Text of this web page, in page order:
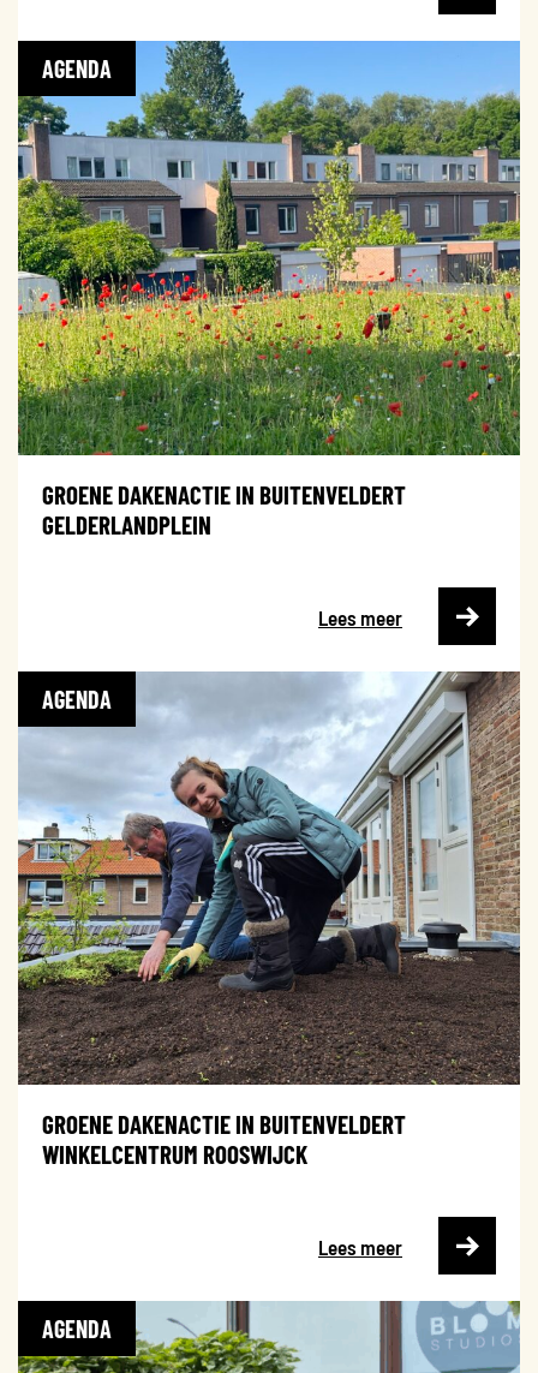
AGENDA
GROENE DAKENACTIE IN BUITENVELDERT
GELDERLANDPLEIN
Lees meer
AGENDA
GROENE DAKENACTIE IN BUITENVELDERT
WINKELCENTRUM ROOSWIJCK
Lees meer
AGENDA